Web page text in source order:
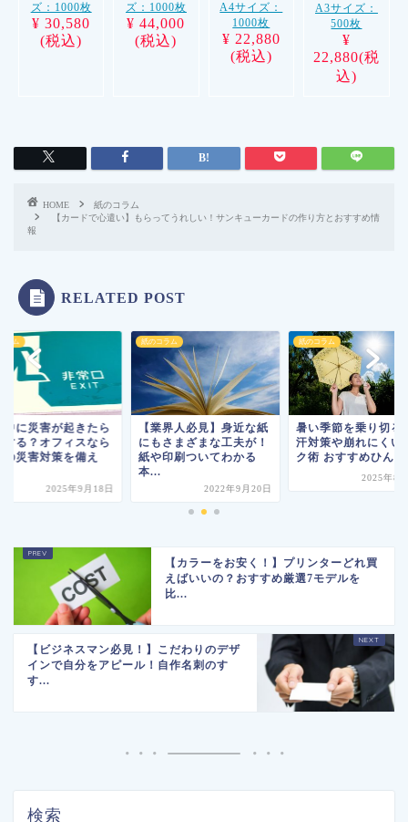
ズ：1000枚
¥ 30,580
(税込)
ズ：1000枚
¥ 44,000
(税込)
A4サイズ：
1000枚
¥ 22,880
(税込)
A3サイズ：
500枚
¥
22,880(税
込)
HOME
紙のコラム
【カードで心遣い】もらってうれしい！サンキューカードの作り方とおすすめ情
報
RELATED POST
ラム
中に災害が起きたら
する？オフィスなら
の災害対策を備え
2025年9月18日
紙のコラム
【業界人必見】身近な紙
にもさまざまな工夫が！
紙や印刷ついてわかる
本...
2022年9月20日
紙のコラム
暑い季節を乗り切る
汗対策や崩れにくい
ク術 おすすめひん
2025年8
【カラーをお安く！】プリンターどれ買
えばいいの？おすすめ厳選7モデルを
比...
【ビジネスマン必見！】こだわりのデザ
インで自分をアピール！自作名刺のす
す...
検索